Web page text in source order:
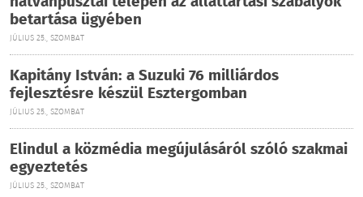
betartása ügyében
JÚLIUS 25., SZOMBAT
Kapitány István: a Suzuki 76 milliárdos
fejlesztésre készül Esztergomban
JÚLIUS 25., SZOMBAT
Elindul a közmédia megújulásáról szóló szakmai
egyeztetés
JÚLIUS 25., SZOMBAT